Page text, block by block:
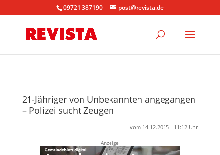
09721 387190 post@revista.de
21-Jähriger von Unbekannten angegangen
– Polizei sucht Zeugen
vom 14.12.2015 - 11:12 Uhr
Anzeige